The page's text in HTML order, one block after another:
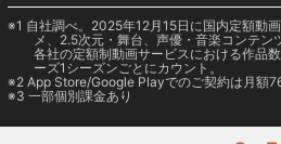
1 自社調べ。2025年12月15日に国内定額動
メ、2.5次元・舞台、声優・音楽コンテン
各社の定額制動画サービスにおける作品
ーズ1シーズンごとにカウント。
2 App Store/Google Playでのご契約は月額
3 一部個別課金あり